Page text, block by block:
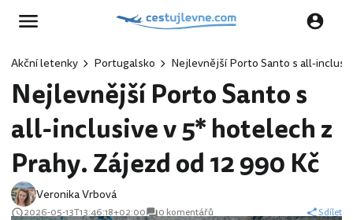
Akční letenky Portugalsko Nejlevnější Porto Santo s all-
Nejlevnější Porto Santo s
all-inclusive v 5* hotelech z
Prahy. Zájezd od 12 990 Kč
Veronika Vrbová
2026-05-13T13:46:18+02:00 0 komentářů Sdílet